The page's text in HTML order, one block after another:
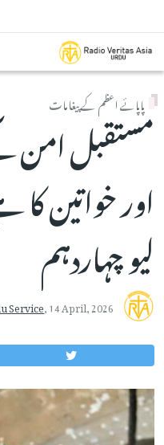
پاپائے اعظم کے پیغامات
مستقبل امن
اور خواتین
لیو چہاردہم
Service,14 April, 2026